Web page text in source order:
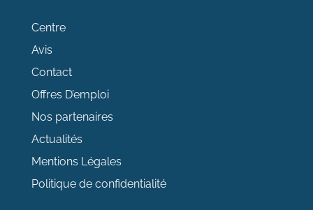
Centre
Avis
Contact
Offres D’emploi
Nos partenaires
Actualités
Mentions Légales
Politique de confidentialité